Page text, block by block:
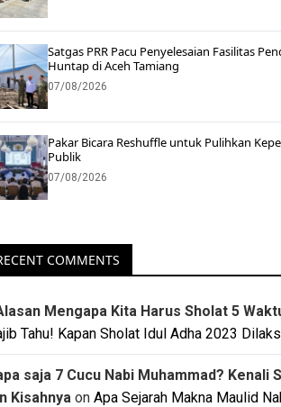
Satgas PRR Pacu Penyelesaian Fasilitas
Huntap di Aceh Tamiang
07/08/2026
Pakar Bicara Reshuffle untuk Pulihkan
Publik
07/08/2026
COMMENTS
Mengapa Kita Harus Sholat 5
Tahu! Kapan Sholat Idul Adha 2023
saja 7 Cucu Nabi Muhammad? Kenali
Kisahnya on Apa Sejarah Makna Maulid